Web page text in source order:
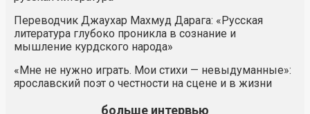
Переводчик Джаухар Махмуд Дарага: «Русская
литература глубоко проникла в сознание и
мышление курдского народа»
«Мне не нужно играть. Мои стихи — невыдуманные»:
ярославский поэт о честности на сцене и в жизни
больше интервью